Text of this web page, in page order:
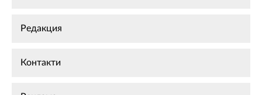
Редакция
Контакти